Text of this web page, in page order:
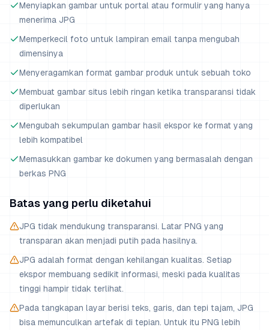
Menyiapkan gambar untuk portal atau formulir yang hanya
menerima JPG
Memperkecil foto untuk lampiran email tanpa mengubah
dimensinya
Menyeragamkan format gambar produk untuk sebuah toko
Membuat gambar situs lebih ringan ketika transparansi tidak
diperlukan
Mengubah sekumpulan gambar hasil ekspor ke format yang
lebih kompatibel
Memasukkan gambar ke dokumen yang bermasalah dengan
berkas PNG
Batas yang perlu diketahui
JPG tidak mendukung transparansi. Latar PNG yang
transparan akan menjadi putih pada hasilnya.
JPG adalah format dengan kehilangan kualitas. Setiap
ekspor membuang sedikit informasi, meski pada kualitas
tinggi hampir tidak terlihat.
Pada tangkapan layar berisi teks, garis, dan tepi tajam, JPG
bisa memunculkan artefak di tepian. Untuk itu PNG lebih